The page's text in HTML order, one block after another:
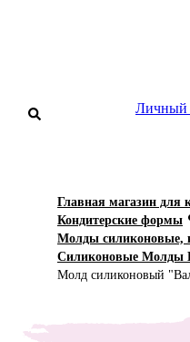
Личный
Главная магазин для
Кондитерские формы
Молды силиконовые,
Силиконовые Молды
Молд силиконовый